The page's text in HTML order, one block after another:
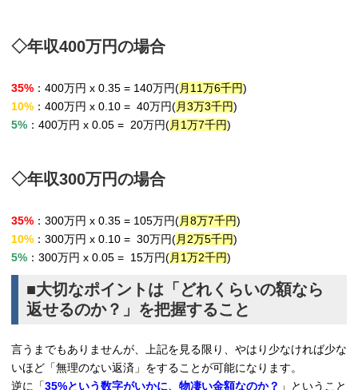
◇年収400万円の場合
35% ：400万円 x 0.35 = 140万円(月11万6千円)
10% ：400万円 x 0.10 = 40万円(月3万3千円)
5% ：400万円 x 0.05 = 20万円(月1万7千円)
◇年収300万円の場合
35% ：300万円 x 0.35 = 105万円(月8万7千円)
10% ：300万円 x 0.10 = 30万円(月2万5千円)
5% ：300万円 x 0.05 = 15万円(月1万2千円)
■大切なポイントは「どれくらいの額なら
返せるのか？」を把握すること
言うまでもありませんが、上記を見る限り、やはり少なければ少な
いほど「無理のない返済」をすることが可能になります。
逆に「35%という数字がいかに、物凄い金額なのか？ 」ということ